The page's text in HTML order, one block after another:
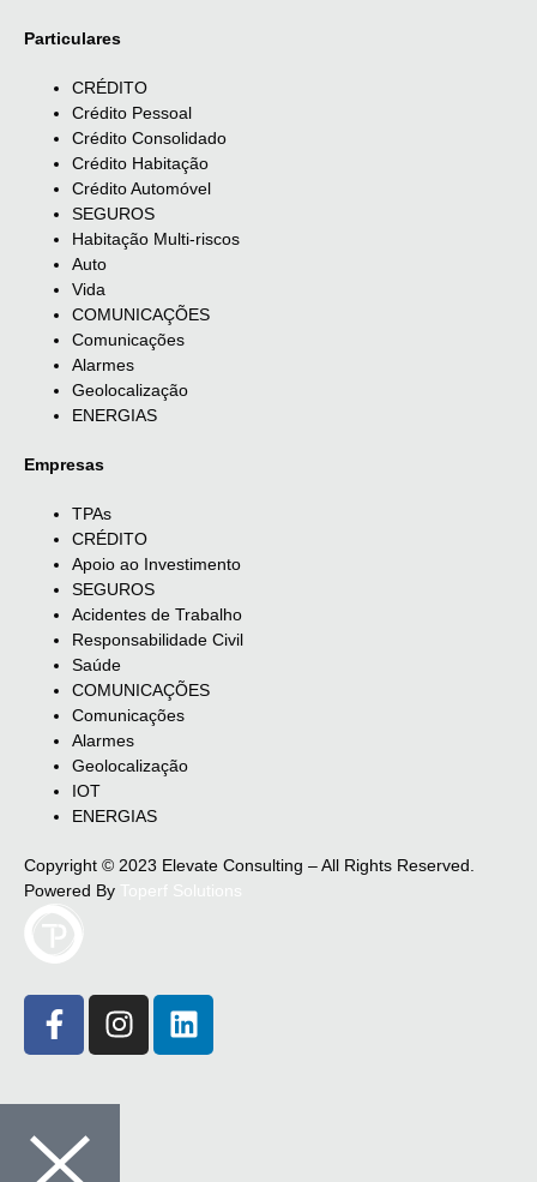
Particulares
CRÉDITO
Crédito Pessoal
Crédito Consolidado
Crédito Habitação
Crédito Automóvel
SEGUROS
Habitação Multi-riscos
Auto
Vida
COMUNICAÇÕES
Comunicações
Alarmes
Geolocalização
ENERGIAS
Empresas
TPAs
CRÉDITO
Apoio ao Investimento
SEGUROS
Acidentes de Trabalho
Responsabilidade Civil
Saúde
COMUNICAÇÕES
Comunicações
Alarmes
Geolocalização
IOT
ENERGIAS
Copyright © 2023 Elevate Consulting – All Rights Reserved.
Powered By